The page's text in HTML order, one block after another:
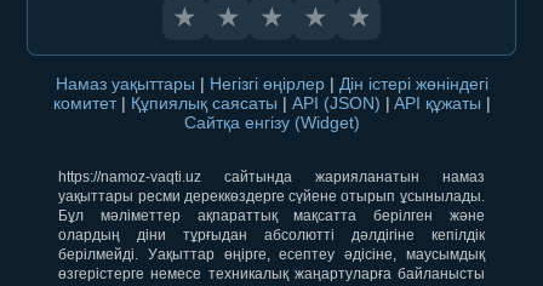
★ ★ ★ ★ ★
Намаз уақыттары | Негізгі өңірлер | Дін істері жөніндегі
комитет | Құпиялық саясаты | API (JSON) | API құжаты |
Сайтқа енгізу (Widget)
https://namoz-vaqti.uz сайтында жарияланатын намаз
уақыттары ресми дереккөздерге сүйене отырып ұсынылады.
Бұл мәліметтер ақпараттық мақсатта берілген және
олардың діни тұрғыдан абсолютті дәлдігіне кепілдік
берілмейді. Уақыттар өңірге, есептеу әдісіне, маусымдық
өзгерістерге немесе техникалық жаңартуларға байланысты